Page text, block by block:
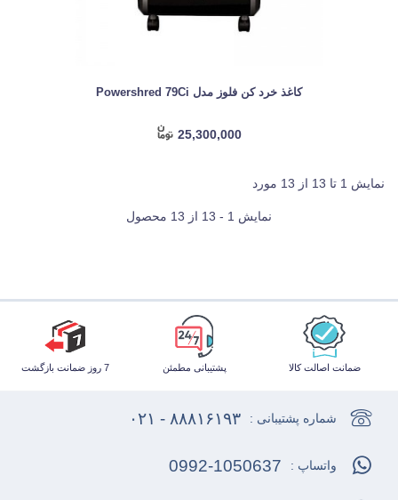
کاغذ خرد کن فلوز مدل Powershred 79Ci
25,300,000
نمایش 1 تا 13 از 13 مورد
نمایش 1 - 13 از 13 محصول
ضمانت اصالت کالا پشتیبانی مطمئن 7 روز ضمانت بازگشت
شماره پشتیبانی : ۸۸۸۱۶۱۹۳ - ۰۲۱
واتساپ : 0992-1050637